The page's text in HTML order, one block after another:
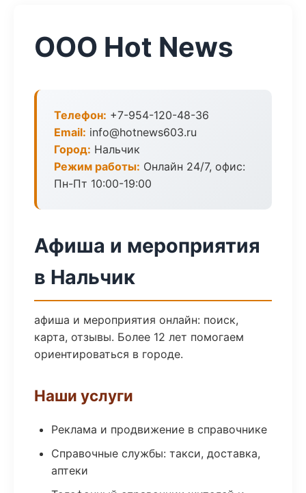
ООО Hot News
Телефон: +7-954-120-48-36
Email: info@hotnews603.ru
Город: Нальчик
Режим работы: Онлайн 24/7, офис:
Пн-Пт 10:00-19:00
Афиша и мероприятия
в Нальчик
афиша и мероприятия онлайн: поиск,
карта, отзывы. Более 12 лет помогаем
ориентироваться в городе.
Наши услуги
Реклама и продвижение в справочнике
Справочные службы: такси, доставка,
аптеки